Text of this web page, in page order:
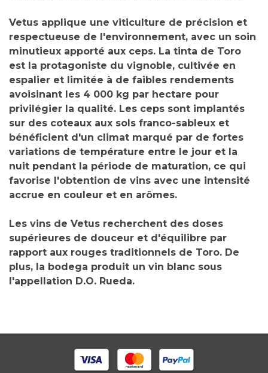
Vetus applique une viticulture de précision et
respectueuse de l'environnement, avec un soin
minutieux apporté aux ceps. La tinta de Toro
est la protagoniste du vignoble, cultivée en
espalier et limitée à de faibles rendements
avoisinant les 4 000 kg par hectare pour
privilégier la qualité. Les ceps sont implantés
sur des coteaux aux sols franco-sableux et
bénéficient d'un climat marqué par de fortes
variations de température entre le jour et la
nuit pendant la période de maturation, ce qui
favorise l'obtention de vins avec une intensité
accrue en couleur et en arômes.
Les vins de Vetus recherchent des doses
supérieures de douceur et d'équilibre par
rapport aux rouges traditionnels de Toro. De
plus, la bodega produit un vin blanc sous
l'appellation D.O. Rueda.